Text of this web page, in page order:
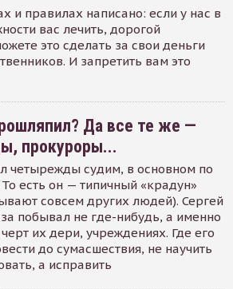
и правилах написано: если у нас в
вас лечить, дорогой
это сделать за свои деньги
И запретить вам это
Да все те же —
прокуроры...
четырежды судим, в основном по
есть он — типичный «крадун»
совсем других людей). Сергей
побывал не где-нибудь, а именно
их дери, учреждениях. Где его
до сумасшествия, не научить
а исправить